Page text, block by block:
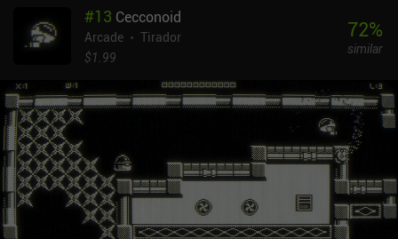
#13 Cecconoid
Arcade
Tirador
$1.99
72%
similar